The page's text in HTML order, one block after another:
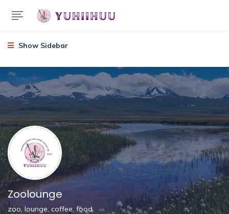
Show Sidebar
Zoolounge
zoo, lounge, coffee, food